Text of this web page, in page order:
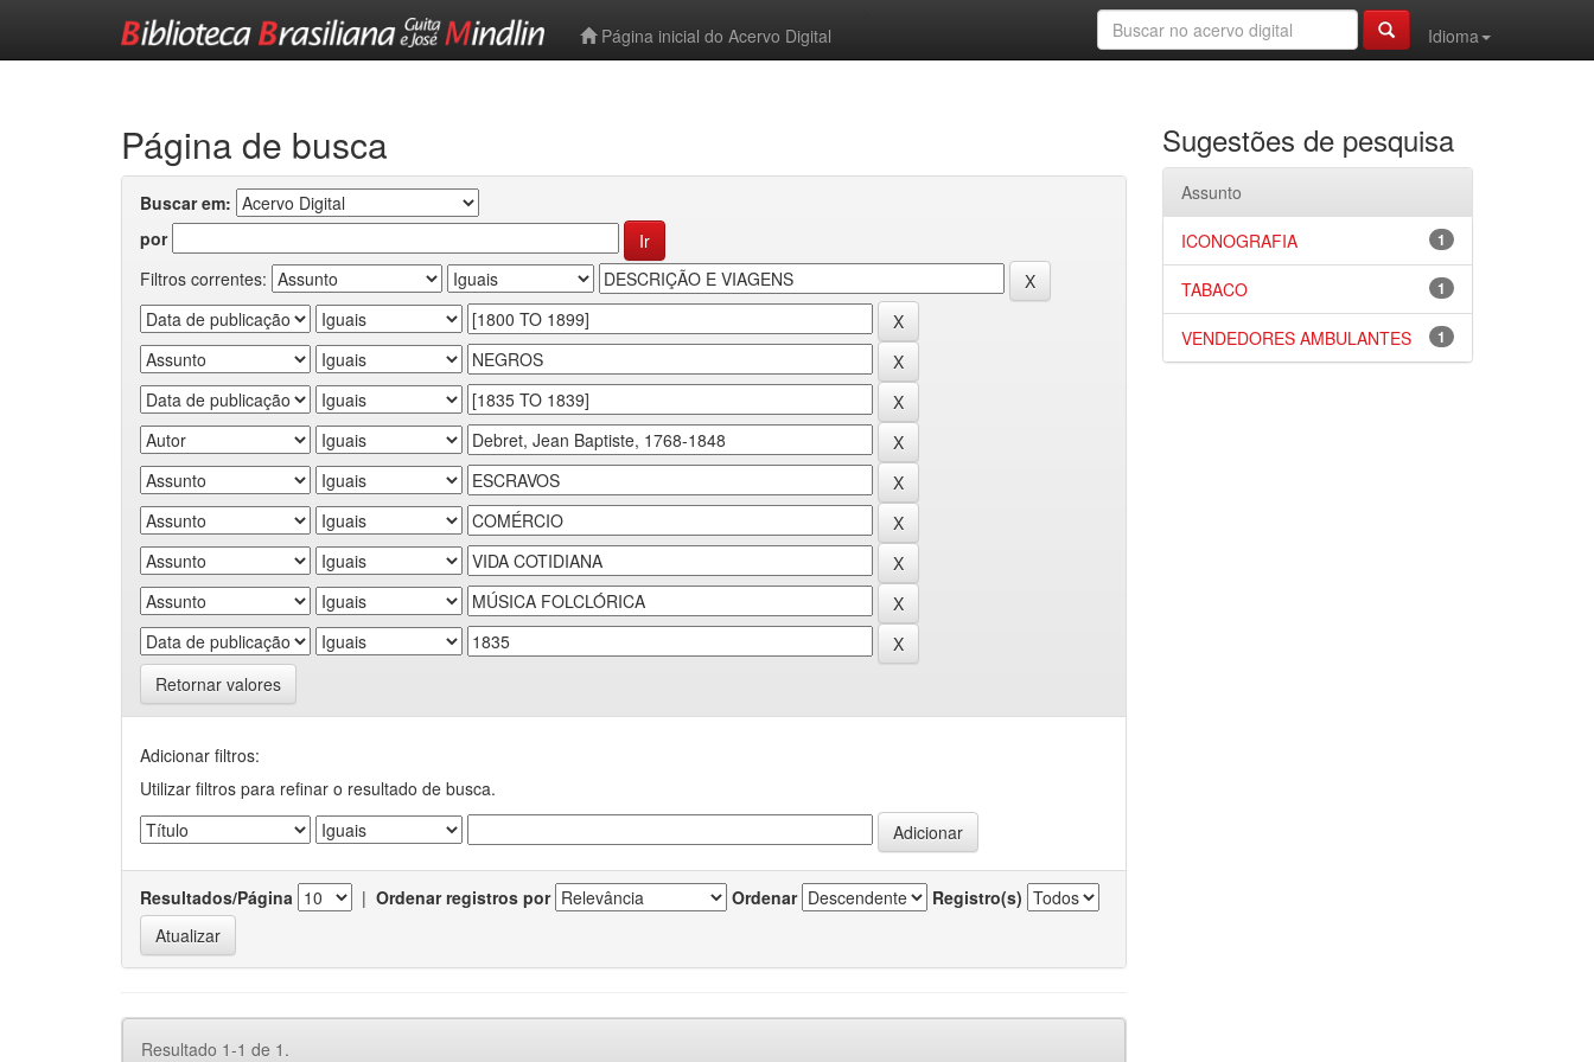
Página inicial do Acervo Digital
Idioma
Página de busca
Buscar em:
por
Filtros correntes:
Retornar valores
Adicionar filtros:
Utilizar filtros para refinar o resultado de busca.
Resultados/Página | Ordenar registros por Ordenar Registro(s)
Resultado 1-1 de 1.
Sugestões de pesquisa
Assunto
1
ICONOGRAFIA
1
TABACO
1
VENDEDORES AMBULANTES